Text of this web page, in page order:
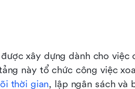
được xây dựng dành cho việc
này tổ chức công việc
thời gian, lập ngân sách và